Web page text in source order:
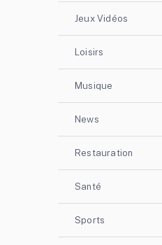
Jeux Vidéos
Loisirs
Musique
News
Restauration
Santé
Sports